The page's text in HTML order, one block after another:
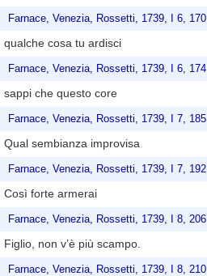
Farnace, Venezia, Rossetti, 1739, I 6, 170
qualche cosa tu ardisci
Farnace, Venezia, Rossetti, 1739, I 6, 174
sappi che questo core
Farnace, Venezia, Rossetti, 1739, I 7, 185
Qual sembianza improvisa
Farnace, Venezia, Rossetti, 1739, I 7, 192
Così forte armerai
Farnace, Venezia, Rossetti, 1739, I 8, 206
Figlio, non v’è più scampo.
Farnace, Venezia, Rossetti, 1739, I 8, 210